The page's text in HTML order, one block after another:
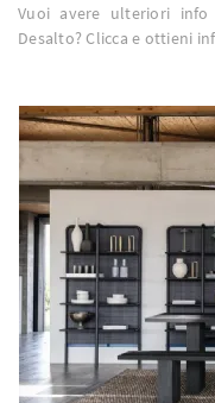
Vuoi avere ulteriori
Desalto? Clicca e ottieni